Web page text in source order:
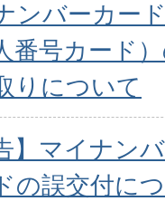
ンバーカード
番号カード
りについて
】マイナン
の誤交付に